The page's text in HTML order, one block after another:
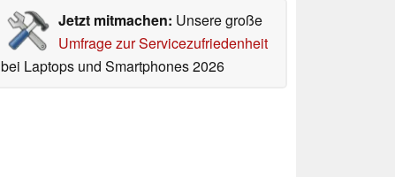
Jetzt mitmachen: Unsere große
Umfrage zur Servicezufriedenheit
bei Laptops und Smartphones 2026